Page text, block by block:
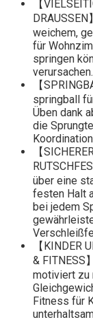
【
weichem,
für
springen
verursachen.
【
springball
Üben dank
die
【
über eine
festen Halt
bei jedem
【KINDER
& FITNESS
motiviert zu
Fitness für